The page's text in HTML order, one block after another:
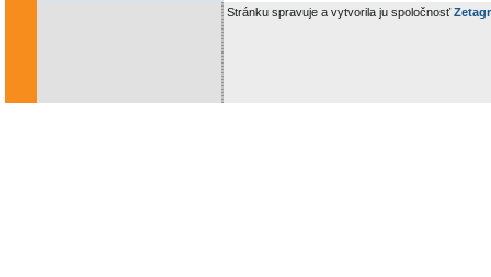
Stránku spravuje a vytvorila ju spoločnosť